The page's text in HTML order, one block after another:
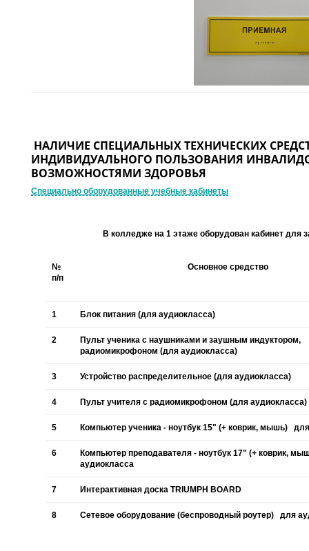
НАЛИЧИЕ СПЕЦИАЛЬНЫХ ТЕХНИЧЕСКИХ
ИНДИВИДУАЛЬНОГО ПОЛЬЗОВАНИЯ
ВОЗМОЖНОСТЯМИ ЗДОРОВЬЯ
Cпециально оборудованные учебные кабинеты
В колледже на 1 этаже оборудован кабинет для
№
п/п
Основное средство
1 Блок питания (для аудиокласса)
2
Пульт ученика с наушниками и заушным индуктором,
радиомикрофоном (для аудиокласса)
3 Устройство распределительное (для аудиокласса)
4 Пульт учителя с радиомикрофоном (для аудиокласса)
5 Компьютер ученика - ноутбук 15" (+ коврик, мышь)
6
Компьютер преподавателя - ноутбук 17" (+ коврик,
аудиокласса
7 Интерактивная доска TRIUMPH BOARD
8 Сетевое оборудование (беспроводный роутер) для